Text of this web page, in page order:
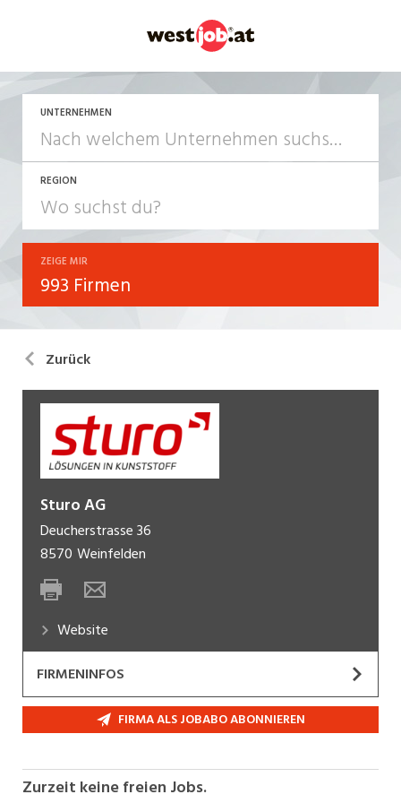
UNTERNEHMEN
REGION
ZEIGE MIR
993 Firmen
Zurück
Sturo AG
Deucherstrasse 36
8570 Weinfelden
Website
FIRMENINFOS
Wir sind ein Schweizer Unternehmen, dasseit
1953technische Kunststoffteile im
Werkzeugbauund moderner
FIRMA ALS JOBABO ABONNIEREN
Zurzeit keine freien Jobs.